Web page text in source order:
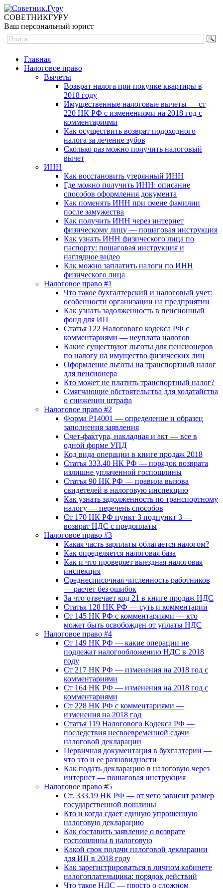
СОВЕТНИКГУРУ
Ваш персональный юрист
Главная
Налоговое право
Вычеты
Возврат налога при покупке квартиры в
2018 году
Имущественные налоговые вычеты — ст
220 НК РФ с изменениями на 2018 год с
комментариями
Как осуществить возврат подоходного
налога за лечение зубов
Сколько раз можно получить налоговый
вычет
ИНН
Как восстановить утерянный ИНН
Где можно получить ИНН: описание
способов оформления документа
Как поменять ИНН при смене фамилии
после замужества
Как получить ИНН через интернет
физическому лицу — пошаговая инструкция
Как узнать ИНН физического лица по
паспорту: пошаговая инструкция и
наглядное видео
Как можно заплатить налоги по ИНН
физического лица
Налоговое право #1
Что такое бухгалтерский и налоговый учет:
особенности организации на предприятии
Как узнать задолженность в пенсионный
фонд для ИП
Статья 122 Налогового кодекса РФ с
комментариями — неуплата налогов
Какие существуют льготы для пенсионеров
по налогу на имущество физических лиц
Оформление льготы на транспортный налог
для пенсионера
Кто может не платить транспортный налог?
Смягчающие обстоятельства для ходатайства
о снижении штрафа
Налоговое право #2
Форма Р14001 — определение и образец
заполнения заявления
Счет-фактура, накладная и акт — все в
одной форме УПД
Код вида операции в книге продаж 2018
Статья 333.40 НК РФ — порядок возврата
излишне уплаченной госпошлины
Статья 90 НК РФ — правила вызова
свидетелей в налоговую инспекцию
Как узнать задолженность по транспортному
налогу — перечень способов
Ст 170 НК РФ пункт 3 подпункт 3 —
возврат НДС с предоплаты
Налоговое право #3
Какая часть зарплаты облагается налогом?
Как определяется налоговая база
Как и что проверяет выездная налоговая
инспекция
Среднесписочная численность работников
— расчет без ошибок
За что отвечает код 21 в книге продаж НДС
Статья 128 HK РФ — суть и комментарии
Ст 145 НК РФ с комментариями — кто
может быть освобожден от уплаты НДС
Налоговое право #4
Ст 149 НК РФ — какие операции не
подлежат налогообложению НДС в 2018
году
Ст 217 НК РФ — изменения на 2018 год с
комментариями
Ст 164 НК РФ — изменения на 2018 год с
комментариями
Ст 228 НК РФ с комментариями —
изменения на 2018 год
Статья 119 Налогового Кодекса РФ —
последствия несвоевременной сдачи
налоговой декларации
Первичная документация в бухгалтерии —
что это и ее разновидности
Как подать декларацию в налоговую через
интернет — пошаговая инструкция
Налоговое право #5
Ст. 333.19 НК РФ — от чего зависит размер
государственной пошлины
Кто и когда сдает единую упрощенную
налоговую декларацию
Как составить заявление о возврате
госпошлины в налоговую
Какой срок подачи налоговой декларации
для ИП в 2018 году
Как зарегистрироваться в личном кабинете
налогоплательщика: порядок действий
Что такое НДС — просто о сложном